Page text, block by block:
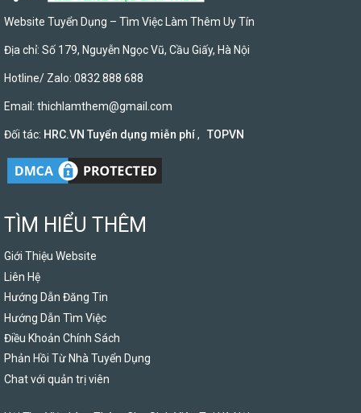
Website Tuyển Dụng – Tìm Việc Làm Thêm Uy Tín
Địa chỉ: Số 179, Nguyễn Ngọc Vũ, Cầu Giấy, Hà Nội
Hotline/ Zalo: 0832 888 688
Email: thichlamthem@gmail.com
Đối tác: HRC.VN Tuyển dụng miễn phí, TOPVN
TÌM HIỂU THÊM
Giới Thiệu Website
Liên Hệ
Hướng Dẫn Đăng Tin
Hướng Dẫn Tìm Việc
Điều Khoản Chính Sách
Phản Hồi Từ Nhà Tuyển Dụng
Chat với quản trị viên